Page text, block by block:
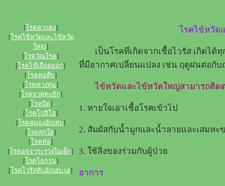
[โรคตาแดง]
[โรคไข้หวัดและไข้หวัด
ใหญ่]
[โรควัณโรค]
[โรคไข้เลือดออก]
[โรคคอตีบ]
[โรคคางทูม]
[โรคบาดทะยัก]
[โรคบิด]
[โรคโปลิโอ]
[โรคสมองอักเสบ]
[โรคสุกใส]
[โรคหัด]
[โรคอุจจาระร่วงในเด็ก]
[โรคไอกรน]
[โรคไวรัสตับอักเสบ เอ]
โรคไข้หวัด
เป็นโรคที่เกิดจากเชื้อไวรัส เกิดได้ทุ
ที่มีอากาศเปลี่ยนแปลง เช่น ฤดูฝนต่อกั
ไข้หวัดและไข้หวัดใหญ่สามารถติด
1. หายใจเอาเชื้อโรคเข้าไป
2. สัมผัสกับน้ำมูกและน้ำลายและเสมหะ
3. ใช้สิ่งของร่วมกับผู้ป่วย
อาการ